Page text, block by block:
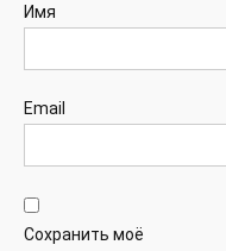
Имя
Email
Сохранить моё